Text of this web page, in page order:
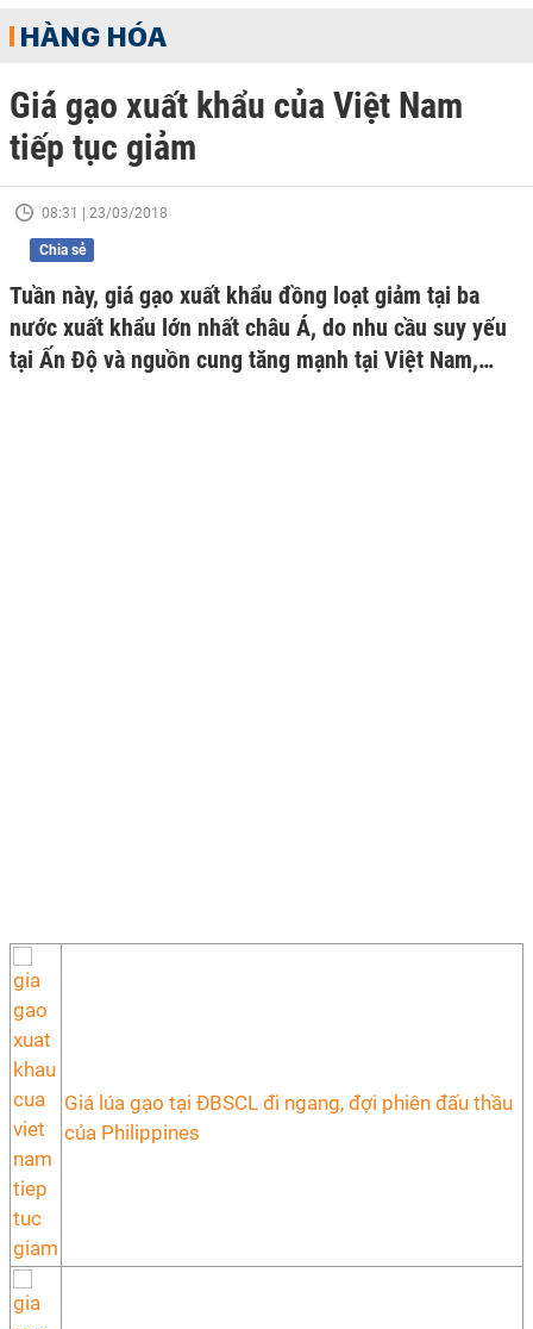
HÀNG HÓA
Giá gạo xuất khẩu của Việt Nam
tiếp tục giảm
08:31 | 23/03/2018
Chia sẻ
Tuần này, giá gạo xuất khẩu đồng loạt giảm tại ba
nước xuất khẩu lớn nhất châu Á, do nhu cầu suy yếu
tại Ấn Độ và nguồn cung tăng mạnh tại Việt Nam,…
Giá lúa gạo tại ĐBSCL đi ngang, đợi phiên đấu thầu
của Philippines